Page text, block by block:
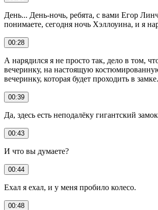
День... День-ночь, ребята, с вами Егор
понимаете, сегодня ночь Хэллоуина, и я
00:28
А нарядился я не просто так, дело в том,
вечеринку, на настоящую
вечеринку, которая будет проходить в замке.
00:39
Да, здесь есть неподалёку гигантский
00:43
И что вы думаете?
00:44
Ехал я ехал, и у меня пробило колесо.
00:48